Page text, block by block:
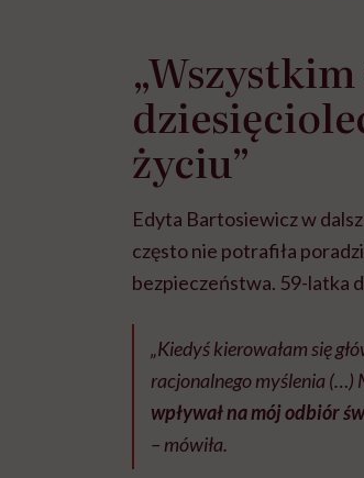
życiu”
Edyta Bartosiewicz w
często nie potrafiła
bezpieczeństwa. 59-latka
„Kiedyś kierowałam się
racjonalnego myślenia (…)
wpływał na mój odbiór
– mówiła.